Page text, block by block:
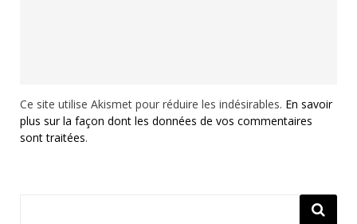
Ce site utilise Akismet pour réduire les indésirables. En savoir
plus sur la façon dont les données de vos commentaires
sont traitées.